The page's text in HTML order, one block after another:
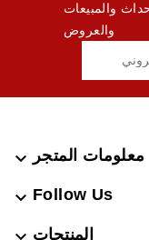
والمبيعات
والعروض
معلومات المتجر 
Follow Us

المنتجات